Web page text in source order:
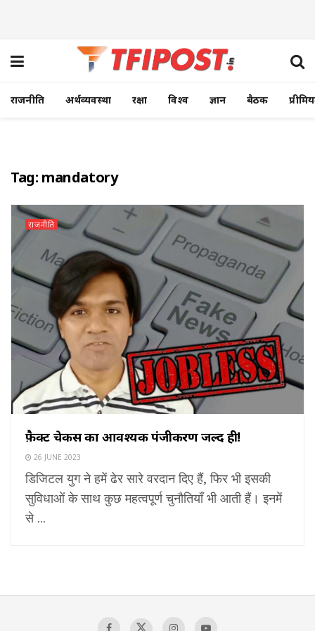
राजनीति अर्थव्यवस्था रक्षा विश्व ज्ञान बैठक
Tag: mandatory
राजनीति
फ़ैक्ट चेकर्स का आवश्यक पंजीकरण जल्द ही!
26 JUNE 2023
डिजिटल युग ने हमें ढेर सारे वरदान दिए हैं, फिर भी इसकी
सुविधाओं के साथ कुछ महत्वपूर्ण चुनौतियाँ भी आती हैं। इनमें
से ...